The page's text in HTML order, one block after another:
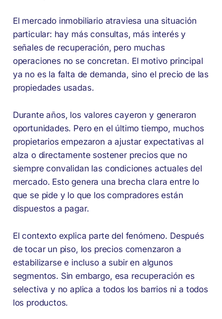
El mercado inmobiliario atraviesa una situación
particular: hay más consultas, más interés y
señales de recuperación, pero muchas
operaciones no se concretan. El motivo principal
ya no es la falta de demanda, sino el precio de las
propiedades usadas.
Durante años, los valores cayeron y generaron
oportunidades. Pero en el último tiempo, muchos
propietarios empezaron a ajustar expectativas al
alza o directamente sostener precios que no
siempre convalidan las condiciones actuales del
mercado. Esto genera una brecha clara entre lo
que se pide y lo que los compradores están
dispuestos a pagar.
El contexto explica parte del fenómeno. Después
de tocar un piso, los precios comenzaron a
estabilizarse e incluso a subir en algunos
segmentos. Sin embargo, esa recuperación es
selectiva y no aplica a todos los barrios ni a todos
los productos.